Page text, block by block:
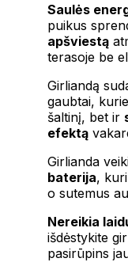
Saulės
puikus
apšviestą
terasoje be
Girliandą
gaubtai,
šaltinį, bet ir
efektą
Girlianda
baterija,
o sutemus
Nereikia
išdėstykite
pasirūpins